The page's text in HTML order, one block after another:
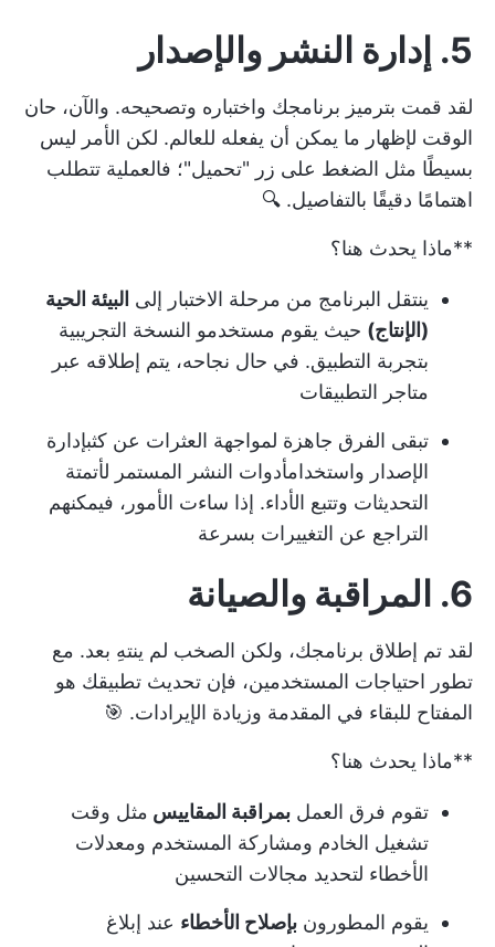
5. إدارة النشر والإصدار
لقد قمت بترميز برنامجك واختباره وتصحيحه. والآن، حان
الوقت لإظهار ما يمكن أن يفعله للعالم. لكن الأمر ليس
بسيطًا مثل الضغط على زر "تحميل"؛ فالعملية تتطلب
اهتمامًا دقيقًا بالتفاصيل. 🔍
**ماذا يحدث هنا؟
ينتقل البرنامج من مرحلة الاختبار إلى البيئة الحية
(الإنتاج) حيث يقوم مستخدمو النسخة التجريبية
بتجربة التطبيق. في حال نجاحه، يتم إطلاقه عبر
متاجر التطبيقات
تبقى الفرق جاهزة لمواجهة العثرات عن كثبإدارة
الإصدار واستخدامأدوات النشر المستمر لأتمتة
التحديثات وتتبع الأداء. إذا ساءت الأمور، فيمكنهم
التراجع عن التغييرات بسرعة
6. المراقبة والصيانة
لقد تم إطلاق برنامجك، ولكن الصخب لم ينتهِ بعد. مع
تطور احتياجات المستخدمين، فإن تحديث تطبيقك هو
المفتاح للبقاء في المقدمة وزيادة الإيرادات. 🎯
**ماذا يحدث هنا؟
تقوم فرق العمل بمراقبة المقاييس مثل وقت
تشغيل الخادم ومشاركة المستخدم ومعدلات
الأخطاء لتحديد مجالات التحسين
يقوم المطورون بإصلاح الأخطاء عند إبلاغ